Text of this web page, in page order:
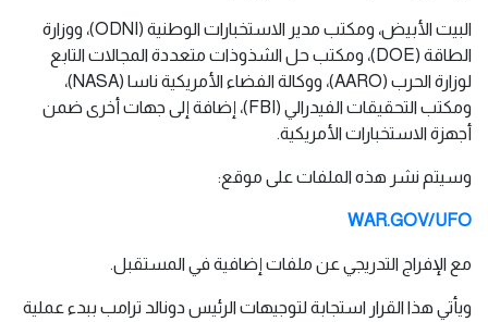
البيت الأبيض، ومكتب مدير الاستخبارات الوطنية (ODNI)، ووزارة
الطاقة (DOE)، ومكتب حل الشذوذات متعددة المجالات التابع
لوزارة الحرب (AARO)، ووكالة الفضاء الأمريكية ناسا (NASA)،
ومكتب التحقيقات الفيدرالي (FBI)، إضافة إلى جهات أخرى ضمن
أجهزة الاستخبارات الأمريكية.
وسيتم نشر هذه الملفات على موقع:
WAR.GOV/UFO
مع الإفراج التدريجي عن ملفات إضافية في المستقبل.
ويأتي هذا القرار استجابة لتوجيهات الرئيس دونالد ترامب ببدء عملية